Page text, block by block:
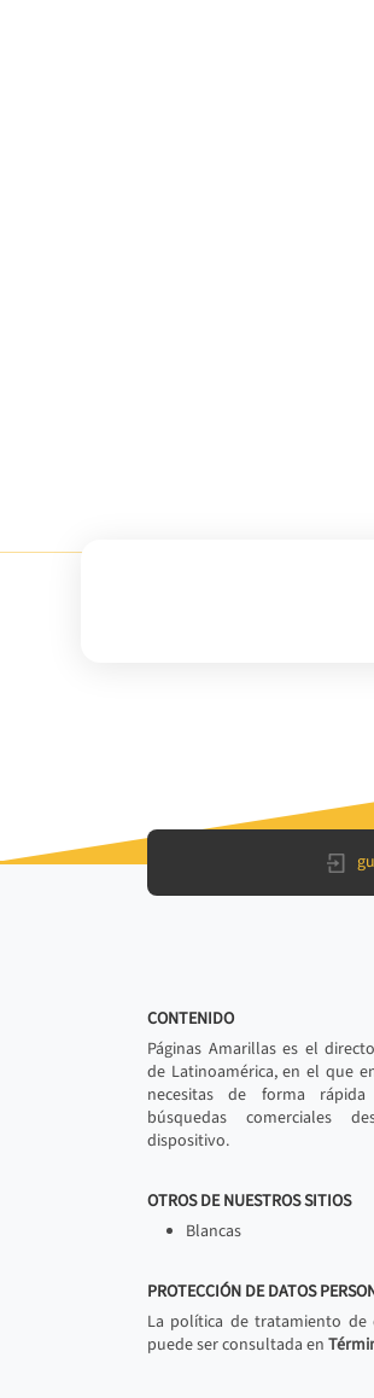
CONTENIDO
Páginas Amarillas es el
de Latinoamérica, en el que
necesitas de forma
búsquedas comerciales
dispositivo.
OTROS DE NUESTROS SITIOS
Blancas
PROTECCIÓN DE DATOS
La política de tratamiento de
puede ser consultada en